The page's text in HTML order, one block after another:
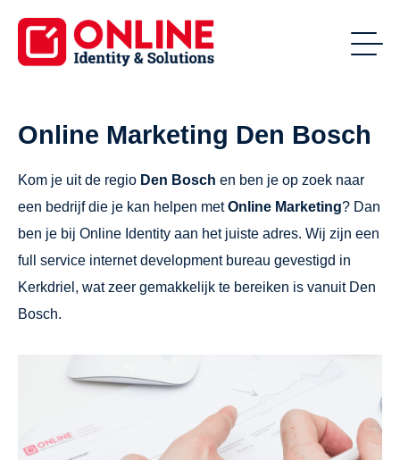
Online Marketing Den Bosch
Kom je uit de regio Den Bosch en ben je op zoek naar
een bedrijf die je kan helpen metOnline Marketing? Dan
ben je bij Online Identity aan het juiste adres. Wij zijn een
full service internet development bureau gevestigd in
Kerkdriel, wat zeer gemakkelijk te bereiken is vanuit Den
Bosch.